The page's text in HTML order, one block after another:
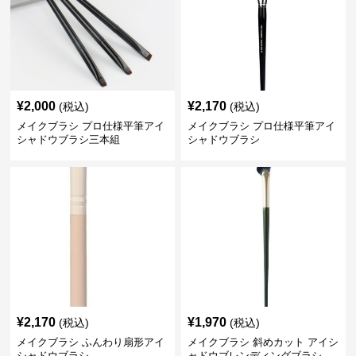
¥2,000 (税込)
メイクブラシ プロ仕様平筆アイ
シャドウブラシ三本組
¥2,170 (税込)
メイクブラシ プロ仕様平筆アイ
シャドウブラシ
¥2,170 (税込)
メイクブラシ ふんわり扇形アイ
¥1,970 (税込)
メイクブラシ 斜めカット アイシ